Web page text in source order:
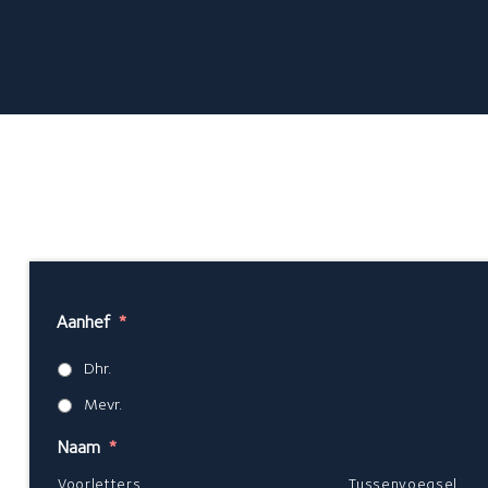
De 7 fraaie voordelen
Aanhef *
Dhr.
Mevr.
Naam *
Voorletters Tussenvoegsel